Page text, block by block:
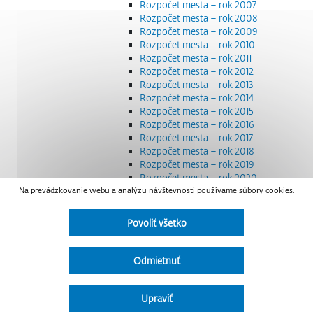
Rozpočet mesta – rok 2007
Rozpočet mesta – rok 2008
Rozpočet mesta – rok 2009
Rozpočet mesta – rok 2010
Rozpočet mesta – rok 2011
Rozpočet mesta – rok 2012
Rozpočet mesta – rok 2013
Rozpočet mesta – rok 2014
Rozpočet mesta – rok 2015
Rozpočet mesta – rok 2016
Rozpočet mesta – rok 2017
Rozpočet mesta – rok 2018
Rozpočet mesta – rok 2019
Rozpočet mesta – rok 2020
Rozpočet mesta – rok 2021
Rozpočet mesta – rok 2023
Rozpočet mesta – rok 2024
Rozpočet mesta – rok 2026
Strategické dokumenty
Transparentnosť a výdavky na štátnu reklamu
Úradná tabuľa
Na prevádzkovanie webu a analýzu návštevnosti používame súbory cookies.
Povoliť všetko
Odmietnuť
Upraviť